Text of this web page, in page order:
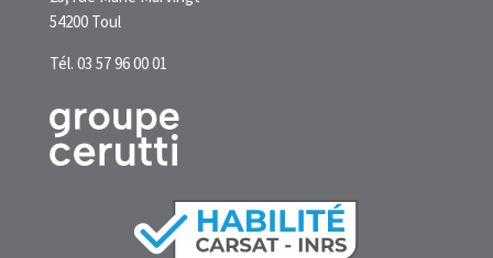
54200 Toul
Tél. 03 57 96 00 01